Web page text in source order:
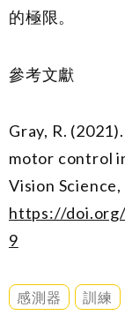
的極限。
參考文獻
Gray, R.
motor control
Vision
https://
9
感測器 訓練